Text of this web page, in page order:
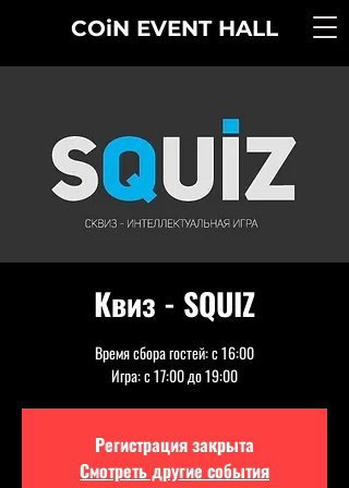
COiN EVENT HALL
Квиз - SQUIZ
Время сбора гостей: с 16:00
Игра: с 17:00 до 19:00
Регистрация закрыта
Смотреть другие события